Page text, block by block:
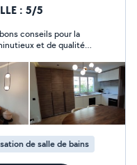
: 5/5
conseils pour la
de salle de bains